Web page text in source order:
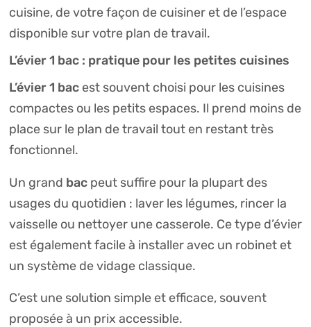
cuisine, de votre façon de cuisiner et de l’espace
disponible sur votre plan de travail.
L’évier 1 bac : pratique pour les petites cuisines
L’évier 1 bacest souvent choisi pour les cuisines
compactes ou les petits espaces. Il prend moins de
place sur le plan de travail tout en restant très
fonctionnel.
Un grand bacpeut suffire pour la plupart des
usages du quotidien : laver les légumes, rincer la
vaisselle ou nettoyer une casserole. Ce type d’évier
est également facile à installer avec un robinet et
un système de vidage classique.
C’est une solution simple et efficace, souvent
proposée à un prix accessible.